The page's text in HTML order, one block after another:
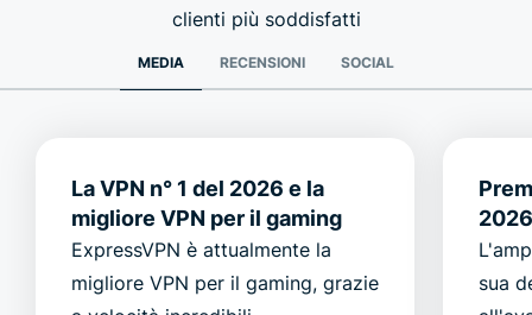
clienti più soddisfatti
MEDIA RECENSIONI SOCIAL
La VPN n° 1 del 2026 e la
migliore VPN per il gaming
ExpressVPN è attualmente la
migliore VPN per il gaming, grazie
sua